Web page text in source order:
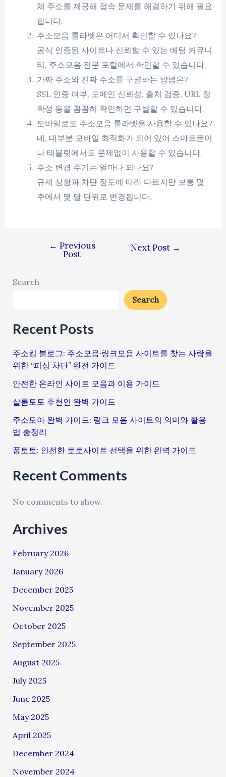
체 주소를 제공해 접속 문제를 해결하기 위해 필요
합니다.
주소모음 룰라벳은 어디서 확인할 수 있나요?
공식 인증된 사이트나 신뢰할 수 있는 베팅 커뮤니
티, 주소모음 전문 포털에서 확인할 수 있습니다.
가짜 주소와 진짜 주소를 구별하는 방법은?
SSL 인증 여부, 도메인 신뢰성, 출처 검증, URL 정
확성 등을 꼼꼼히 확인하면 구별할 수 있습니다.
모바일로도 주소모음 룰라벳을 사용할 수 있나요?
네, 대부분 모바일 최적화가 되어 있어 스마트폰이
나 태블릿에서도 문제없이 사용할 수 있습니다.
주소 변경 주기는 얼마나 되나요?
규제 상황과 차단 정도에 따라 다르지만 보통 몇
주에서 몇 달 단위로 변경됩니다.
← Previous
Post
Next Post →
Search
Search
Recent Posts
주소킹 블로그: 주소모음·링크모음 사이트를 찾는 사람을
위한 “피싱 차단” 완전 가이드
안전한 온라인 사이트 모음과 이용 가이드
샬롬토토 추천인 완벽 가이드
주소모아 완벽 가이드: 링크 모음 사이트의 의미와 활용
법 총정리
퐁토토: 안전한 토토사이트 선택을 위한 완벽 가이드
Recent Comments
No comments to show.
Archives
February 2026
January 2026
December 2025
November 2025
October 2025
September 2025
August 2025
July 2025
June 2025
May 2025
April 2025
December 2024
November 2024